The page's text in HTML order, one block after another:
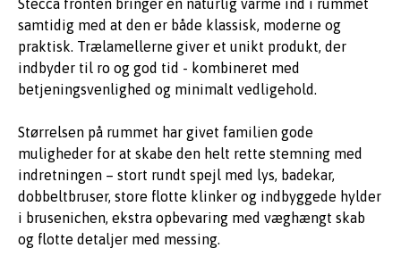
Stecca fronten bringer en naturlig varme ind i rummet
samtidig med at den er både klassisk, moderne og
praktisk. Trælamellerne giver et unikt produkt, der
indbyder til ro og god tid - kombineret med
betjeningsvenlighed og minimalt vedligehold.
Størrelsen på rummet har givet familien gode
muligheder for at skabe den helt rette stemning med
indretningen – stort rundt spejl med lys, badekar,
dobbeltbruser, store flotte klinker og indbyggede hylder
i brusenichen, ekstra opbevaring med væghængt skab
og flotte detaljer med messing.